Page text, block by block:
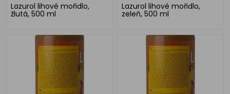
Lazurol lihové mořidlo,
žlutá, 500 ml
Lazurol lihové mořidlo,
zeleň, 500 ml